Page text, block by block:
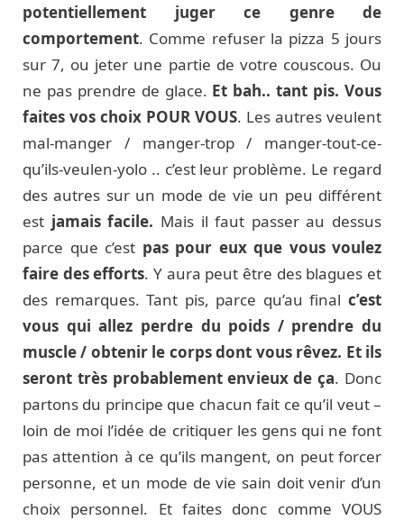
potentiellement juger ce genre de
comportement. Comme refuser la pizza 5 jours
sur 7, ou jeter une partie de votre couscous. Ou
ne pas prendre de glace. Et bah.. tant pis. Vous
faites vos choix POUR VOUS. Les autres veulent
mal-manger / manger-trop / manger-tout-ce-
qu’ils-veulen-yolo .. c’est leur problème. Le regard
des autres sur un mode de vie un peu différent
est jamais facile. Mais il faut passer au dessus
parce que c’est pas pour eux que vous voulez
faire des efforts. Y aura peut être des blagues et
des remarques. Tant pis, parce qu’au final c’est
vous qui allez perdre du poids / prendre du
muscle / obtenir le corps dont vous rêvez. Et ils
seront très probablement envieux de ça. Donc
partons du principe que chacun fait ce qu’il veut –
loin de moi l’idée de critiquer les gens qui ne font
pas attention à ce qu’ils mangent, on peut forcer
personne, et un mode de vie sain doit venir d’un
choix personnel. Et faites donc comme VOUS